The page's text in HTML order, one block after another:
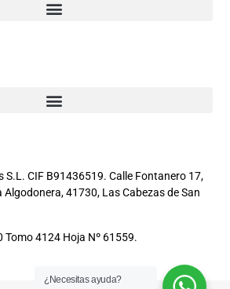
S.L. CIF B91436519. Calle Fontanero 17,
41730, Las Cabezas de San
Tomo 4124 Hoja Nº 61559.
¿Necesitas ayuda?